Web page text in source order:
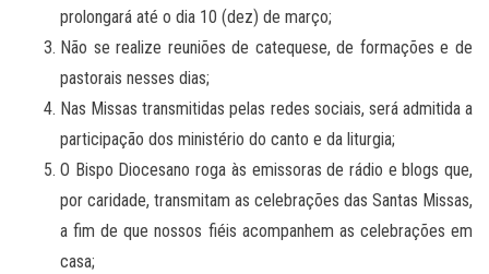
prolongará até o dia 10 (dez) de março;
Não se realize reuniões de catequese, de formações e de
pastorais nesses dias;
Nas Missas transmitidas pelas redes sociais, será admitida a
participação dos ministério do canto e da liturgia;
O Bispo Diocesano roga às emissoras de rádio e blogs que,
por caridade, transmitam as celebrações das Santas Missas,
a fim de que nossos fiéis acompanhem as celebrações em
casa;